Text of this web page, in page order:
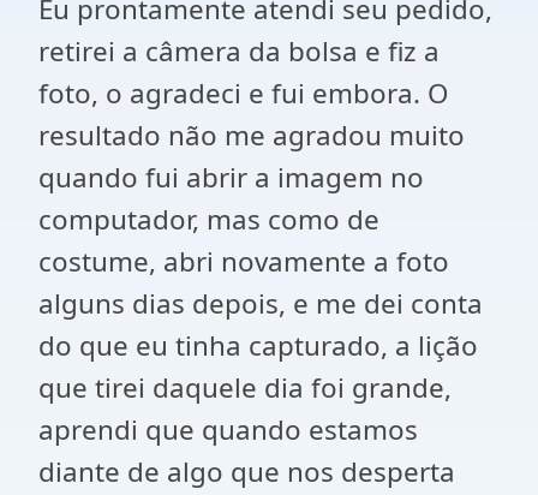
Eu prontamente atendi seu pedido,
retirei a câmera da bolsa e fiz a
foto, o agradeci e fui embora. O
resultado não me agradou muito
quando fui abrir a imagem no
computador, mas como de
costume, abri novamente a foto
alguns dias depois, e me dei conta
do que eu tinha capturado, a lição
que tirei daquele dia foi grande,
aprendi que quando estamos
diante de algo que nos desperta